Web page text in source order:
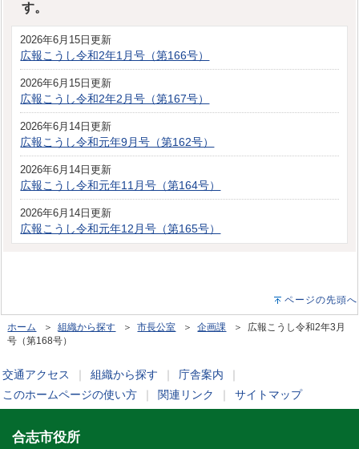
す。
2026年6月15日更新
広報こうし令和2年1月号（第166号）
2026年6月15日更新
広報こうし令和2年2月号（第167号）
2026年6月14日更新
広報こうし令和元年9月号（第162号）
2026年6月14日更新
広報こうし令和元年11月号（第164号）
2026年6月14日更新
広報こうし令和元年12月号（第165号）
ページの先頭へ
ホーム ＞組織から探す ＞市長公室 ＞企画課 ＞ 広報こうし令和2年3月
号（第168号）
交通アクセス 組織から探す 庁舎案内
このホームページの使い方
関連リンク サイトマップ
合志市役所